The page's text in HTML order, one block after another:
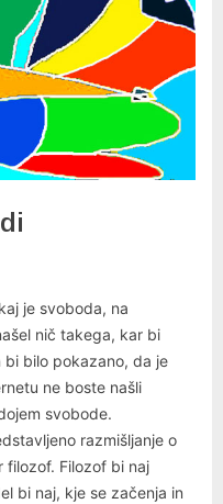
je svoboda, na
nič takega, kar bi
bi bilo pokazano, da je
ne boste našli
svobode.
razmišljanje o
filozof. Filozof bi naj
bi naj, kje se začenja in